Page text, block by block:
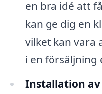
en bra idé att
kan ge dig en
vilket kan vara
i en försäljning
Installation